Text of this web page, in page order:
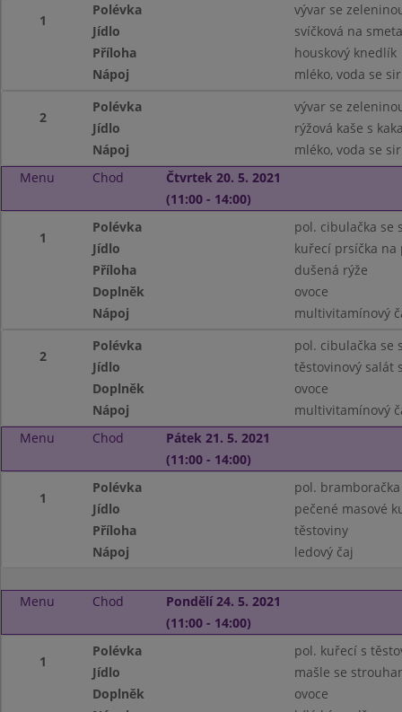
1
Polévka
vývar se
Jídlo
svíčková na
Příloha
houskový knedlík
Nápoj
mléko, voda se
2
Polévka
vývar se
Jídlo
rýžová kaše s
Nápoj
mléko, voda se
Menu
Chod
Čtvrtek 20. 5. 2021
(11:00 - 14:00)
1
Polévka
pol. cibulačka se
Jídlo
kuřecí prsíčka na
Příloha
dušená rýže
Doplněk
ovoce
Nápoj
multivitamínový
2
Polévka
pol. cibulačka se
Jídlo
těstovinový salát
Doplněk
ovoce
Nápoj
multivitamínový
Menu
Chod
Pátek 21. 5. 2021
(11:00 - 14:00)
1
Polévka
pol. bramboračka
Jídlo
pečené masové
Příloha
těstoviny
Nápoj
ledový čaj
Menu Chod
Pondělí 24. 5. 2021
(11:00 - 14:00)
1
Polévka
pol. kuřecí s
Jídlo
mašle se
Doplněk
ovoce